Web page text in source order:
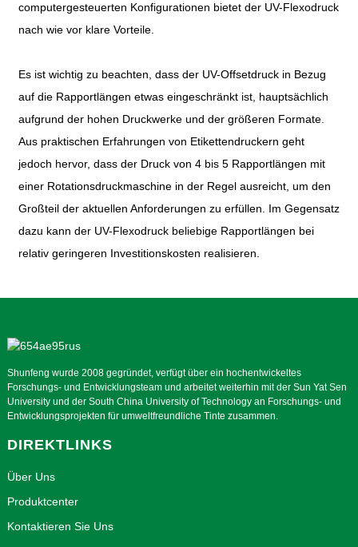
computergesteuerten Konfigurationen bietet der UV-Flexodruck
nach wie vor klare Vorteile.
Es ist wichtig zu beachten, dass der UV-Offsetdruck in Bezug
auf die Rapportlängen etwas eingeschränkt ist, hauptsächlich
aufgrund der hohen Druckwerke und der größeren Formate.
Aus praktischen Erfahrungen von Etikettendruckern geht
jedoch hervor, dass der Druck von 4 bis 5 Rapportlängen mit
einer Rotationsdruckmaschine in der Regel ausreicht, um den
Großteil der aktuellen Anforderungen zu erfüllen. Im Gegensatz
dazu kann der UV-Flexodruck beliebige Rapportlängen bei
relativ geringeren Investitionskosten realisieren.
Shunfeng wurde 2008 gegründet, verfügt über ein hochentwickeltes
Forschungs- und Entwicklungsteam und arbeitet weiterhin mit der Sun Yat Sen
University und der South China University of Technology an Forschungs- und
Entwicklungsprojekten für umweltfreundliche Tinte zusammen.
DIREKTLINKS
Über Uns
Produktcenter
Kontaktieren Sie Uns